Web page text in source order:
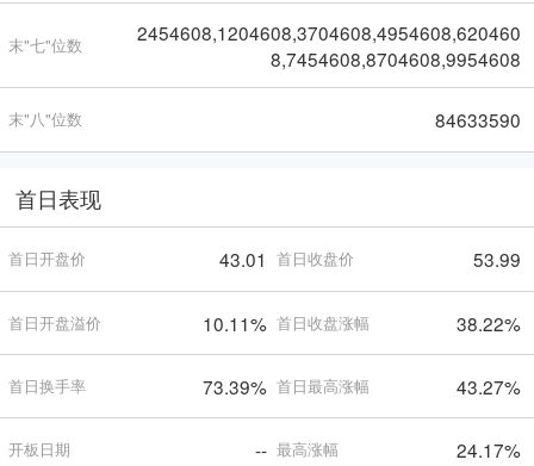
末"七"位数
2454608,1204608,3704608,4954608,620460
8,7454608,8704608,9954608
末"八"位数 84633590
首日表现
首日开盘价 43.01 首日收盘价 53.99
首日开盘溢价 10.11% 首日收盘涨幅 38.22%
首日换手率 73.39% 首日最高涨幅 43.27%
开板日期 -- 最高涨幅 24.17%